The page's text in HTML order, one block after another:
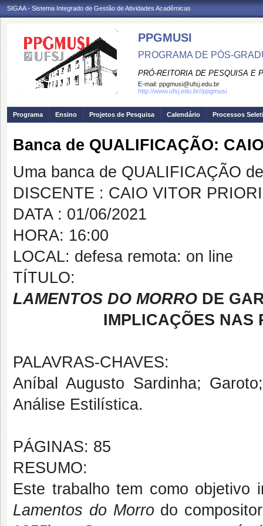
SIGAA - Sistema Integrado de Gestão de Atividades Acadêmicas
PPGMUSI
PROGRAMA DE PÓS-
PRÓ-REITORIA DE PESQUISA E
E-mail: ppgmusi@ufsj.edu.br
http://www.ufsj.edu.br//ppgmusi
Programa Ensino Projetos de Pesquisa Calendário Processos
Banca de QUALIFICAÇÃO:
Uma banca de QUALIFICAÇÃO
DISCENTE : CAIO VITOR
DATA : 01/06/2021
HORA: 16:00
LOCAL: defesa remota: on line
TÍTULO:
LAMENTOS DO MORRO DE
IMPLICAÇÕES NAS
PALAVRAS-CHAVES:
Aníbal Augusto Sardinha;
Análise Estilística.
PÁGINAS: 85
RESUMO:
Este trabalho tem como objetivo
Lamentos do Morrodo